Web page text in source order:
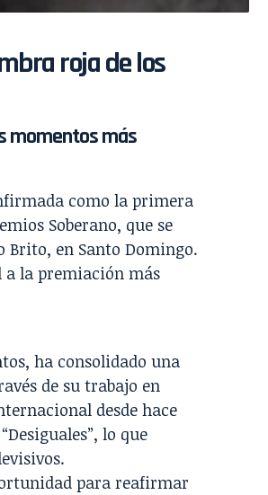
roja de los
momentos más
como la primera
Soberano, que se
Brito, en Santo Domingo.
la premiación más
ha consolidado una
de su trabajo en
desde hace
lo que
para reafirmar